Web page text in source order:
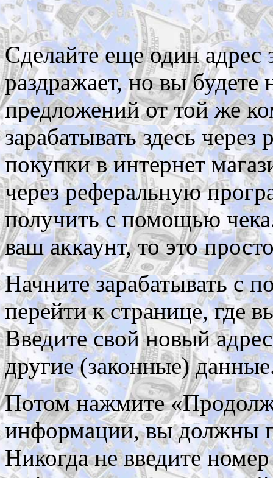
Сделайте еще один
раздражает, но вы
предложений от той же
зарабатывать здесь
покупки в интернет
через реферальную
получить с помощью
ваш аккаунт, то это
Начните зарабатывать
перейти к странице, где
Введите свой ​новый
другие (законные)
Потом нажмите
информации, вы должны
Никогда не введите